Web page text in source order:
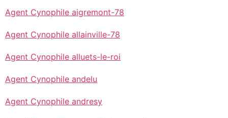
Agent Cynophile aigremont-78
Agent Cynophile allainville-78
Agent Cynophile alluets-le-roi
Agent Cynophile andelu
Agent Cynophile andresy